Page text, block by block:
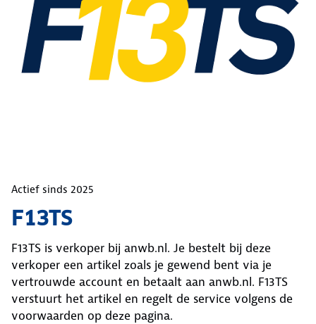
Actief sinds 2025
F13TS
F13TS is verkoper bij anwb.nl. Je bestelt bij deze
verkoper een artikel zoals je gewend bent via je
vertrouwde account en betaalt aan anwb.nl. F13TS
verstuurt het artikel en regelt de service volgens de
voorwaarden op deze pagina.